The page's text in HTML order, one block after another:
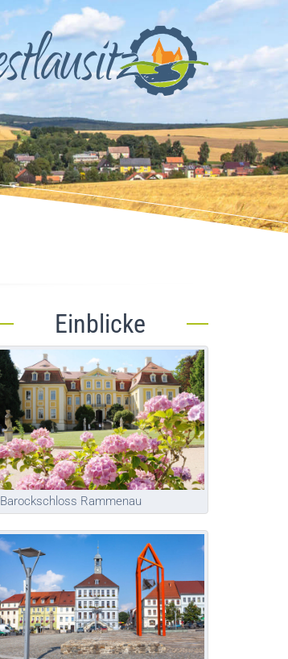
Einblicke
Barockschloss Rammenau